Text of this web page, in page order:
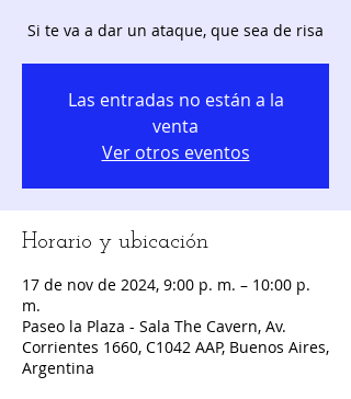
Si te va a dar un ataque, que sea de risa
Las entradas no están a la
venta
Ver otros eventos
Horario y ubicación
17 de nov de 2024, 9:00 p. m. – 10:00 p.
m.
Paseo la Plaza - Sala The Cavern, Av.
Corrientes 1660, C1042 AAP, Buenos Aires,
Argentina